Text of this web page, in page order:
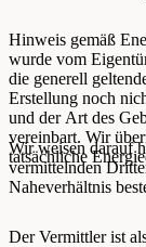
Hinweis gemäß
wurde vom
die generell
Erstellung noch
und der Art des
vereinbart. Wir
tatsächliche
Wir weisen darauf
vermittelnden
Naheverhältnis
Der Vermittler ist